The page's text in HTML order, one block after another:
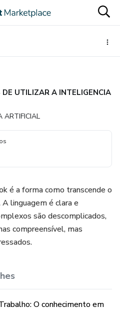
DE UTILIZAR A INTELIGENCIA
ARTIFICIAL
é a forma como transcende o
A linguagem é clara e
são descomplicados,
compreensível, mas
O conhecimento em